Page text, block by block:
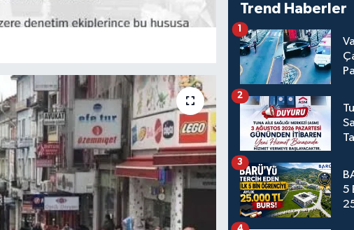
Trend Haberler
1
2
5
3